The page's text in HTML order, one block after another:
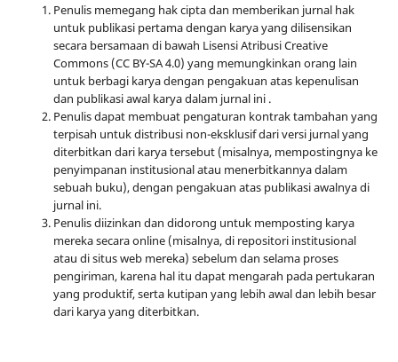
Penulis memegang hak cipta dan memberikan jurnal hak
untuk publikasi pertama dengan karya yang dilisensikan
secara bersamaan di bawah Lisensi Atribusi Creative
Commons (CC BY-SA 4.0) yang memungkinkan orang lain
untuk berbagi karya dengan pengakuan atas kepenulisan
dan publikasi awal karya dalam jurnal ini .
Penulis dapat membuat pengaturan kontrak tambahan yang
terpisah untuk distribusi non-eksklusif dari versi jurnal yang
diterbitkan dari karya tersebut (misalnya, mempostingnya ke
penyimpanan institusional atau menerbitkannya dalam
sebuah buku), dengan pengakuan atas publikasi awalnya di
jurnal ini.
Penulis diizinkan dan didorong untuk memposting karya
mereka secara online (misalnya, di repositori institusional
atau di situs web mereka) sebelum dan selama proses
pengiriman, karena hal itu dapat mengarah pada pertukaran
yang produktif, serta kutipan yang lebih awal dan lebih besar
dari karya yang diterbitkan.